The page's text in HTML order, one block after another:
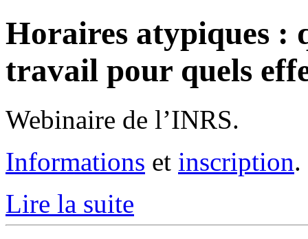
Horaires atypiques :
travail pour quels
Webinaire de l’INRS.
Informations et inscription.
Lire la suite